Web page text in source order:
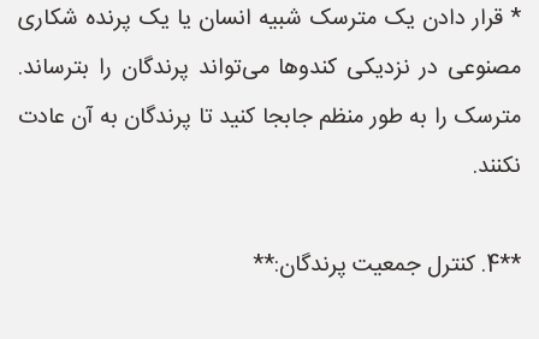
* قرار دادن یک مترسک شبیه انسان یا یک پرنده شکاری
مصنوعی در نزدیکی کندوها می‌تواند پرندگان را بترساند.
مترسک را به طور منظم جابجا کنید تا پرندگان به آن عادت
نکنند.
**4. کنترل جمعیت پرندگان:**